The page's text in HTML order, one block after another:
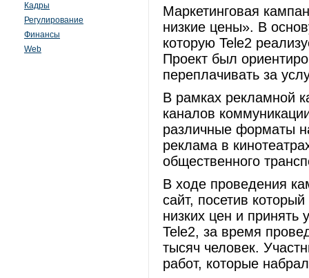
Кадры
Регулирование
Финансы
Web
Маркетинговая
низкие цены». В
которую Tele2
Проект был
переплачивать за
В рамках рекламной
каналов
различные форматы
реклама в
общественного
В ходе проведения
сайт, посетив
низких цен и принять
Tele2, за время
тысяч человек.
работ, которые